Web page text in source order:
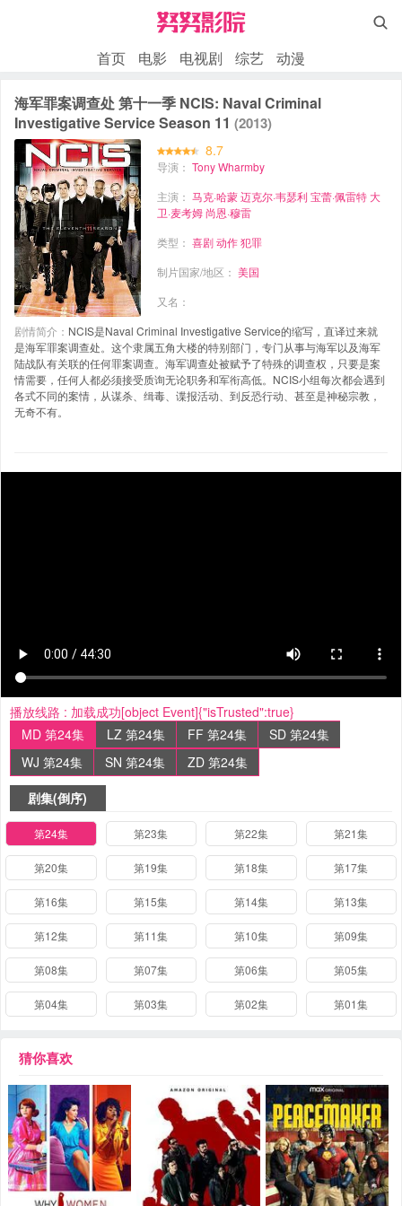

首页 电影 电视剧 综艺 动漫
海军罪案调查处 第十一季 NCIS: Naval Criminal
Investigative Service Season 11 (2013)
8.7
导演：Tony Wharmby
主演：马克·哈蒙 迈克尔·韦瑟利 宝蕾·佩雷特 大
卫·麦考姆 尚恩·穆雷
类型：喜剧 动作 犯罪
制片国家/地区：美国
又名：
剧情简介： NCIS是Naval Criminal Investigative Service的缩写，直译过来就
是海军罪案调查处。这个隶属五角大楼的特别部门，专门从事与海军以及海军
陆战队有关联的任何罪案调查。海军调查处被赋予了特殊的调查权，只要是案
情需要，任何人都必须接受质询无论职务和军衔高低。NCIS小组每次都会遇到
各式不同的案情，从谋杀、缉毒、谍报活动、到反恐行动、甚至是神秘宗教，
无奇不有。
播放线路 : 加载成功[object Event]{"isTrusted":true}
MD 第24集
LZ 第24集 FF 第24集
SD 第24集
WJ 第24集
SN 第24集
ZD 第24集
剧集(倒序)
第24集 第23集 第22集 第21集
第20集 第19集 第18集 第17集
第16集 第15集 第14集 第13集
第12集 第11集 第10集 第09集
第08集 第07集 第06集 第05集
第04集 第03集 第02集 第01集
猜你喜欢